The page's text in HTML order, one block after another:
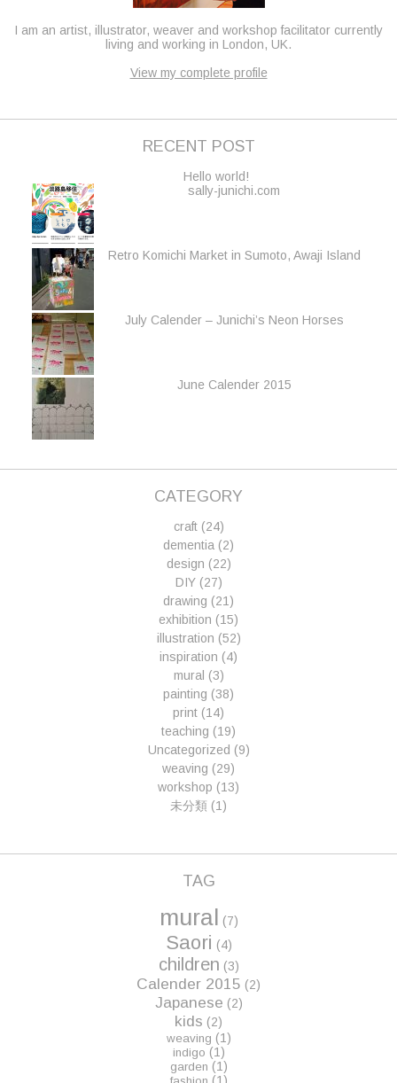
I am an artist, illustrator, weaver and workshop facilitator currently
living and working in London, UK.
View my complete profile
RECENT POST
Hello world!
sally-junichi.com
Retro Komichi Market in Sumoto, Awaji Island
July Calender – Junichi’s Neon Horses
June Calender 2015
CATEGORY
craft(24)
dementia (2)
design (22)
DIY(27)
drawing (21)
exhibition (15)
illustration (52)
inspiration (4)
mural (3)
painting (38)
print (14)
teaching (19)
Uncategorized (9)
weaving (29)
workshop (13)
未分類 (1)
TAG
mural (7)
Saori (4)
children (3)
Calender 2015 (2)
Japanese (2)
kids (2)
weaving (1)
indigo (1)
garden (1)